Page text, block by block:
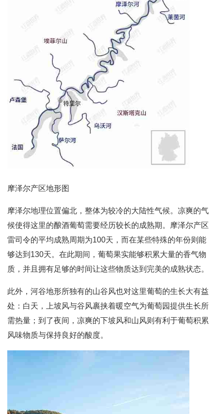
摩泽尔产区地形图
摩泽尔地理位置偏北，整体为较冷的大陆性气候。凉爽的气
候使得这里的酿酒葡萄需要经历较长的成熟期。摩泽尔产区
雷司令的平均成熟周期为100天，而在某些特殊的年份则能
够达到130天。在此期间，葡萄果实能够积累大量的香气物
质，并且拥有足够的时间让这些物质达到完美的成熟状态。
此外，河谷地形所独有的山谷风也对这里葡萄的生长大有益
处：白天，上坡风与谷风裹挟着暖空气为葡萄园提供生长所
需热量；到了夜间，凉爽的下坡风和山风则有利于葡萄积累
风味物质与保持良好的酸度。